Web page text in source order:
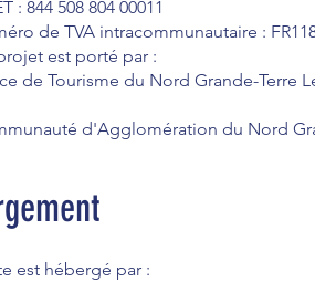
: 844 508 804 00011
de TVA intracommunautaire :
est porté par :
de Tourisme du Nord Grande-Terre
d'Agglomération du Nord
est hébergé par :